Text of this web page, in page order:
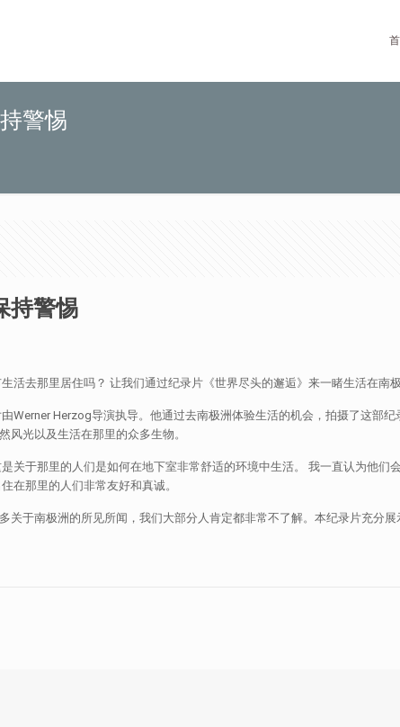
警惕
持警惕
活去那里居住吗？ 让我们通过纪录片《世界尽头的邂逅》来一睹生活在南
Werner Herzog导演执导。他通过去南极洲体验生活的机会，拍摄了这部
风光以及生活在那里的众多生物。
关于那里的人们是如何在地下室非常舒适的环境中生活。 我一直认为他
在那里的人们非常友好和真诚。
于南极洲的所见所闻，我们大部分人肯定都非常不了解。本纪录片充分展